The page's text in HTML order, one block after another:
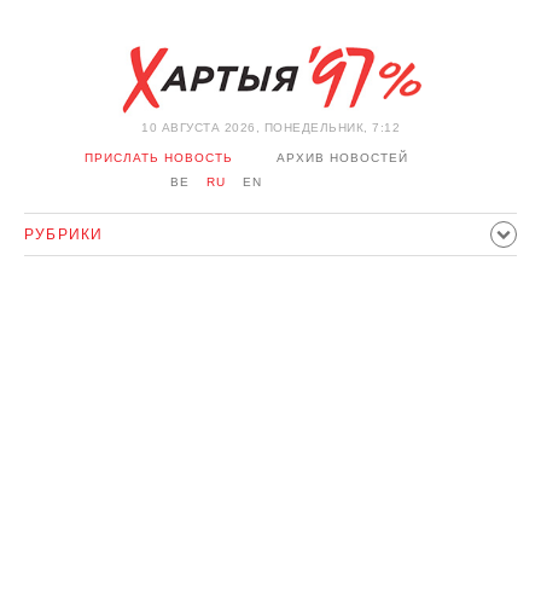
10 АВГУСТА 2026, ПОНЕДЕЛЬНИК, 7:12
ПРИСЛАТЬ НОВОСТЬ
АРХИВ НОВОСТЕЙ
BE
RU EN
РУБРИКИ